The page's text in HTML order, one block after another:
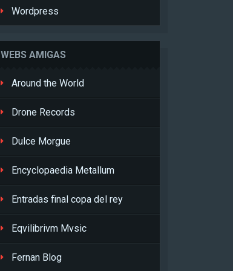
Wordpress
WEBS AMIGAS
Around the World
Drone Records
Dulce Morgue
Encyclopaedia Metallum
Entradas final copa del rey
Eqvilibrivm Mvsic
Fernan Blog